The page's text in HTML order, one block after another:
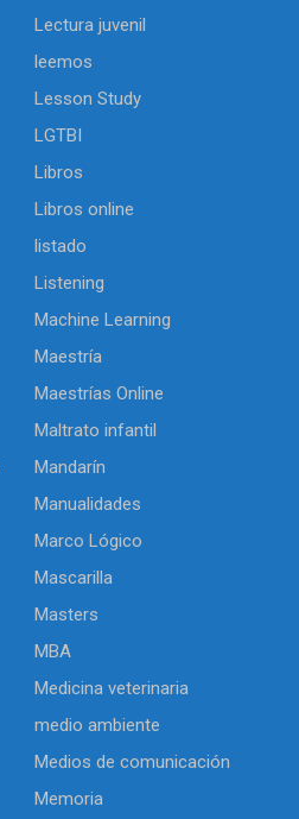
Lectura juvenil
leemos
Lesson Study
LGTBI
Libros
Libros online
listado
Listening
Machine Learning
Maestría
Maestrías Online
Maltrato infantil
Mandarín
Manualidades
Marco Lógico
Mascarilla
Masters
MBA
Medicina veterinaria
medio ambiente
Medios de comunicación
Memoria